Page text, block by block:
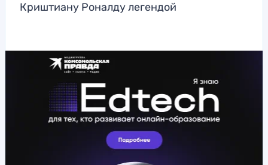
Криштиану Роналду легендой